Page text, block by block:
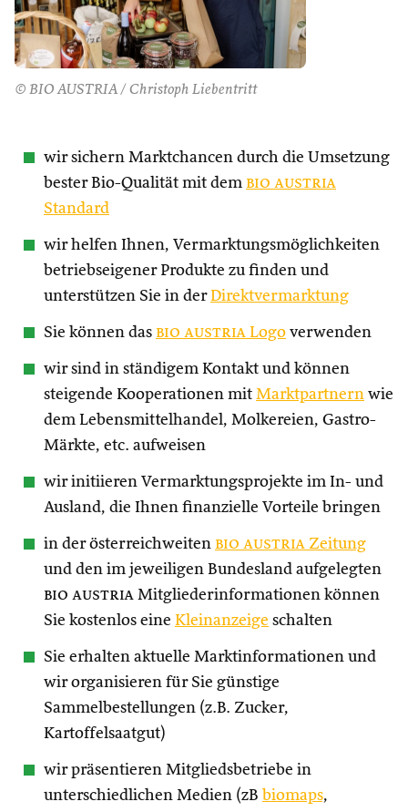
© BIO AUSTRIA / Christoph Liebentritt
wir sichern Marktchancen durch die Umsetzung
bester Bio-Qualität mit dem bio austria
Standard
wir helfen Ihnen, Vermarktungsmöglichkeiten
betriebseigener Produkte zu finden und
unterstützen Sie in derDirektvermarktung
Sie können das bio austria Logo verwenden
wir sind in ständigem Kontakt und können
steigende Kooperationen mit Marktpartnern wie
dem Lebensmittelhandel, Molkereien, Gastro-
Märkte, etc. aufweisen
wir initiieren Vermarktungsprojekte im In- und
Ausland, die Ihnen finanzielle Vorteile bringen
in der österreichweiten bio austria Zeitung
und den im jeweiligen Bundesland aufgelegten
bio austria Mitgliederinformationen können
Sie kostenlos eine Kleinanzeige schalten
Sie erhalten aktuelle Marktinformationen und
wir organisieren für Sie günstige
Sammelbestellungen (z.B. Zucker,
Kartoffelsaatgut)
wir präsentieren Mitgliedsbetriebe in
unterschiedlichen Medien (zB biomaps,